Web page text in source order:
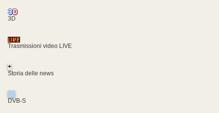
3D
Trasmissioni video LIVE
+
Storia delle news
DVB-S